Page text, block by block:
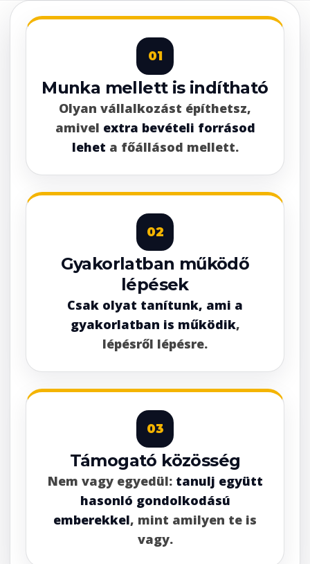
01
Munka mellett is indítható
Olyan vállalkozást építhetsz,
amivel extra bevételi forrásod
lehet a főállásod mellett.
02
Gyakorlatban működő
lépések
Csak olyat tanítunk, ami a
gyakorlatban is működik,
lépésről lépésre.
03
Támogató közösség
Nem vagy egyedül: tanulj együtt
hasonló gondolkodású
emberekkel, mint amilyen te is
vagy.